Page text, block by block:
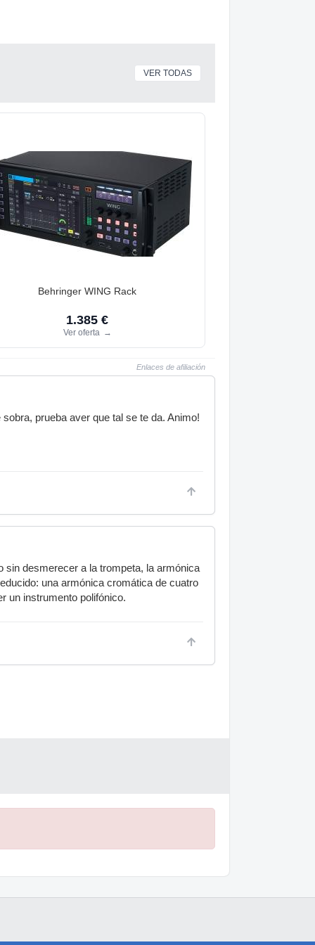
VER TODAS
Behringer WING Rack
1.385 €
Ver oferta →
Enlaces de afiliación
prueba aver que tal se te da. Animo!
sin desmerecer a la trompeta, la armónica
una armónica cromática de cuatro
un instrumento polifónico.